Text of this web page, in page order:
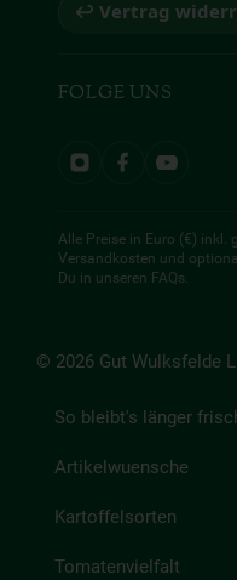
↩ Vertrag
FOLGE UNS
Alle Preise in Euro (€) inkl.
Versandkosten und
Du in unseren FAQs
© 2026 Gut Wulksfelde
So bleibt's länger
Artikelwuensche
Kartoffelsorten
Tomatenvielfalt